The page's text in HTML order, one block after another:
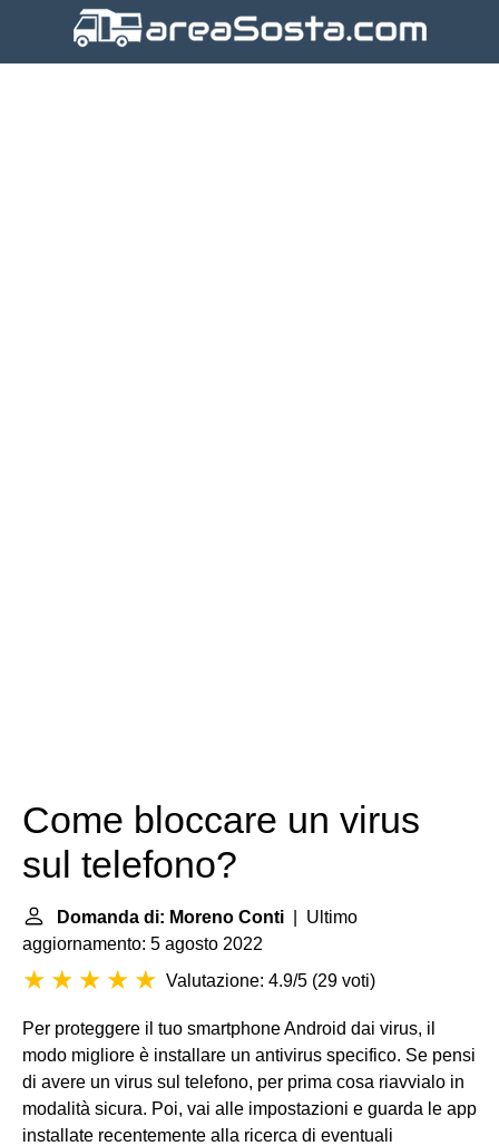
Come bloccare un virus
sul telefono?
Domanda di: Moreno Conti | Ultimo
aggiornamento: 5 agosto 2022
Valutazione: 4.9/5 (29 voti)
Per proteggere il tuo smartphone Android dai virus, il
modo migliore è installare un antivirus specifico. Se pensi
di avere un virus sul telefono, per prima cosa riavvialo in
modalità sicura. Poi, vai alle impostazioni e guarda le app
installate recentemente alla ricerca di eventuali